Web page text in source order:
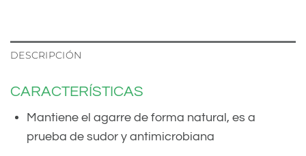
DESCRIPCIÓN
CARACTERÍSTICAS
Mantiene el agarre de forma natural, es a
prueba de sudor y antimicrobiana